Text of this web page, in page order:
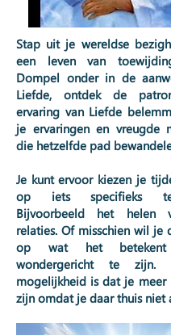
Stap uit je wereldse
een leven van
Dompel onder in de
Liefde, ontdek de
ervaring van Liefde
je ervaringen en vreugde
die hetzelfde pad
Je kunt ervoor kiezen je
op iets specifieks te
Bijvoorbeeld het helen
relaties. Of misschien wil je
op wat het
wondergericht te zijn.
mogelijkheid is dat je
zijn omdat je daar thuis niet